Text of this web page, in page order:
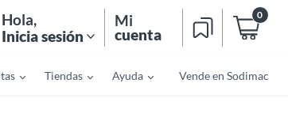
Hola,
Inicia sesión
Mi
cuenta
0
Tiendas Ayuda Vende en Sodimac